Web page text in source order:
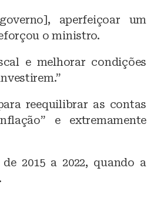
aperfeiçoar um
o ministro.
e melhorar condições
reequilibrar as contas
e extremamente
2015 a 2022, quando a